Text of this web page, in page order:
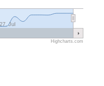
27. Jul
Highcharts.com